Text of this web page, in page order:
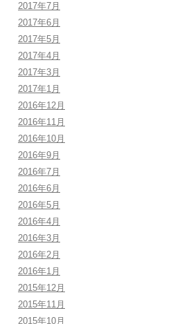
2017年7月
2017年6月
2017年5月
2017年4月
2017年3月
2017年1月
2016年12月
2016年11月
2016年10月
2016年9月
2016年7月
2016年6月
2016年5月
2016年4月
2016年3月
2016年2月
2016年1月
2015年12月
2015年11月
2015年10月